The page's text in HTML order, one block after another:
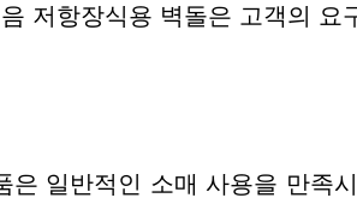
저항장식용 벽돌은 고객의 요
일반적인 소매 사용을 만족